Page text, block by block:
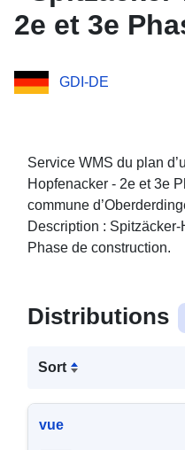
2e et 3e
GDI-DE
Service WMS du plan
Hopfenacker - 2e et 3e
commune
Description :
Phase de construction.
Distributions
Sort
vue